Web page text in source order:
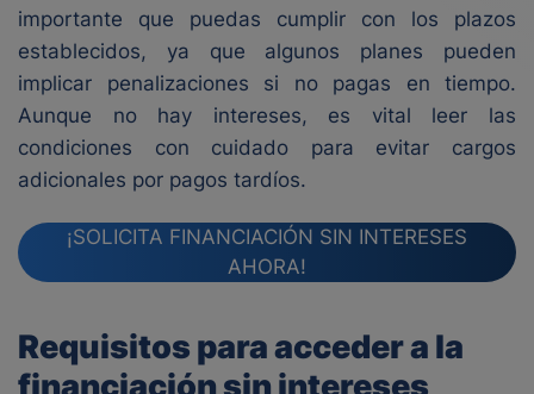
importante que puedas cumplir con los plazos
establecidos, ya que algunos planes pueden
implicar penalizaciones si no pagas en tiempo.
Aunque no hay intereses, es vital leer las
condiciones con cuidado para evitar cargos
adicionales por pagos tardíos.
¡SOLICITA FINANCIACIÓN SIN INTERESES
AHORA!
Requisitos para acceder a la